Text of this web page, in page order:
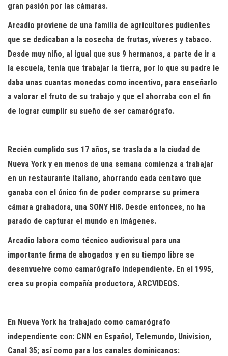
gran pasión por las cámaras.
Arcadio proviene de una familia de agricultores pudientes
que se dedicaban a la cosecha de frutas, víveres y tabaco.
Desde muy niño, al igual que sus 9 hermanos, a parte de ir a
la escuela, tenía que trabajar la tierra, por lo que su padre le
daba unas cuantas monedas como incentivo, para enseñarlo
a valorar el fruto de su trabajo y que el ahorraba con el fin
de lograr cumplir su sueño de ser camarógrafo.
Recién cumplido sus 17 años, se traslada a la ciudad de
Nueva York y en menos de una semana comienza a trabajar
en un restaurante italiano, ahorrando cada centavo que
ganaba con el único fin de poder comprarse su primera
cámara grabadora, una SONY Hi8. Desde entonces, no ha
parado de capturar el mundo en imágenes.
Arcadio labora como técnico audiovisual para una
importante firma de abogados y en su tiempo libre se
desenvuelve como camarógrafo independiente. En el 1995,
crea su propia compañía productora, ARCVIDEOS.
En Nueva York ha trabajado como camarógrafo
independiente con: CNN en Español, Telemundo, Univision,
Canal 35; así como para los canales dominicanos: